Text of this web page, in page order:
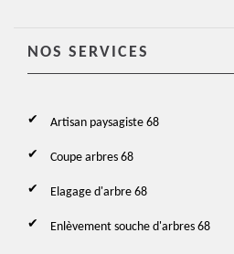
NOS SERVICES
Artisan paysagiste 68
Coupe arbres 68
Elagage d'arbre 68
Enlèvement souche d'arbres 68